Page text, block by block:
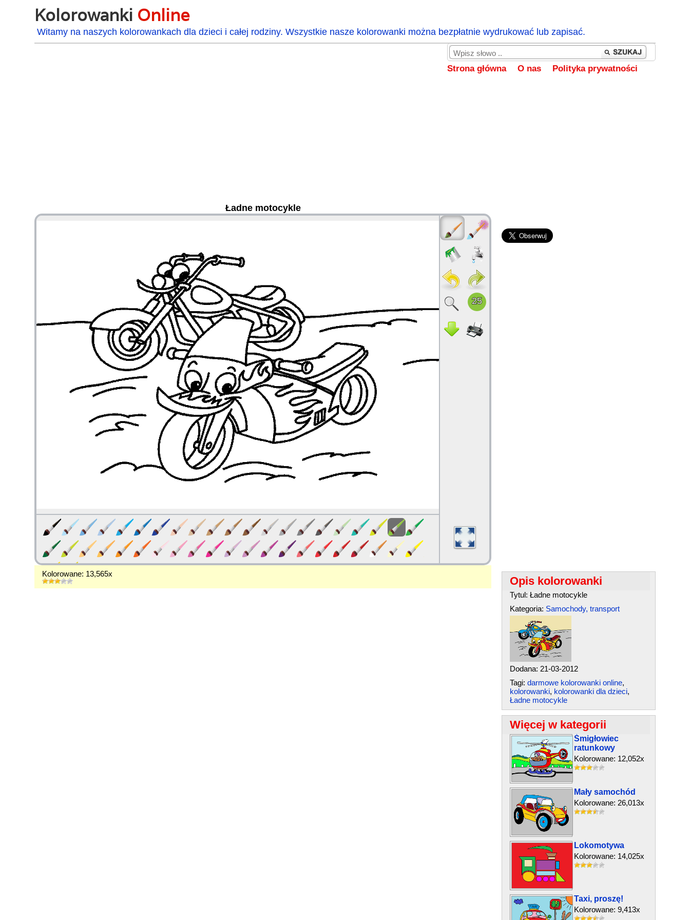
Kolorowanki Online
Witamy na naszych kolorowankach dla dzieci i całej rodziny. Wszystkie nasze kolorowanki można bezpłatnie wydrukować lub zapisać.
Strona główna O nas Polityka prywatności
Ładne motocykle
Kolorowane: 13,565x
Opis kolorowanki
Tytul: Ładne motocykle
Kategoria: Samochody, transport
Dodana: 21-03-2012
Tagi: darmowe kolorowanki online,
kolorowanki, kolorowanki dla dzieci,
Ładne motocykle
Więcej w kategorii
Śmigłowiec
ratunkowy
Kolorowane: 12,052x
Mały samochód
Kolorowane: 26,013x
Lokomotywa
Kolorowane: 14,025x
Taxi, proszę!
Kolorowane: 9,413x